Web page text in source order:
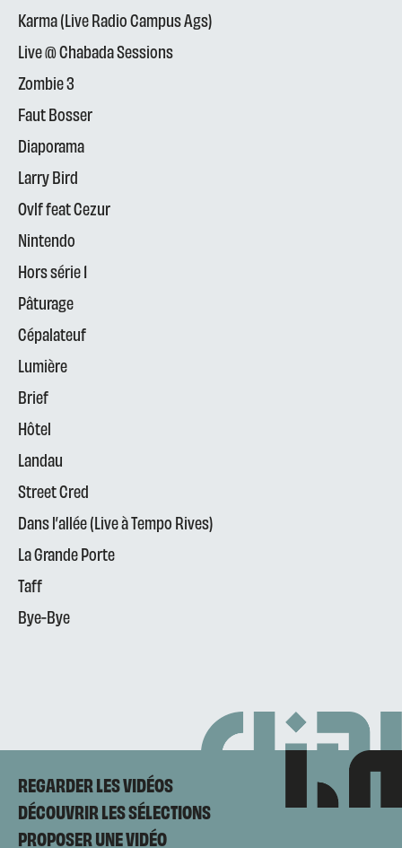
Karma (Live Radio Campus Ags)
Live @ Chabada Sessions
Zombie 3
Faut Bosser
Diaporama
Larry Bird
Ovlf feat Cezur
Nintendo
Hors série 1
Pâturage
Cépalateuf
Lumière
Brief
Hôtel
Landau
Street Cred
Dans l’allée (Live à Tempo Rives)
La Grande Porte
Taff
Bye-Bye
REGARDER LES VIDÉOS
DÉCOUVRIR LES SÉLECTIONS
PROPOSER UNE VIDÉO